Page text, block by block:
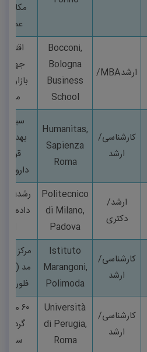
عمران
ارشد/MBA
Bocconi,
Bologna
Business
School
اقتصاد
جهانی،
مالی
کارشناسی/
ارشد
Humanitas,
Sapienza
Roma
سیستم
قوی،
ارشد/
دکتری
Politecnico
di Milano,
Padova
رشد
کارشناسی/
ارشد
Istituto
Marangoni,
Polimoda
مرکز
مد
کارشناسی/
ارشد
Università
di Perugia,
Roma
۶۰
گردشگر
سالانه